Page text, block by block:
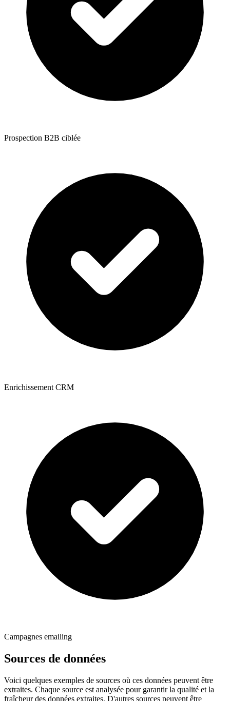
Prospection B2B ciblée
Enrichissement CRM
Campagnes emailing
Sources de données
Voici quelques exemples de sources où ces données peuvent être
extraites. Chaque source est analysée pour garantir la qualité et la
fraîcheur des données extraites. D'autres sources peuvent être